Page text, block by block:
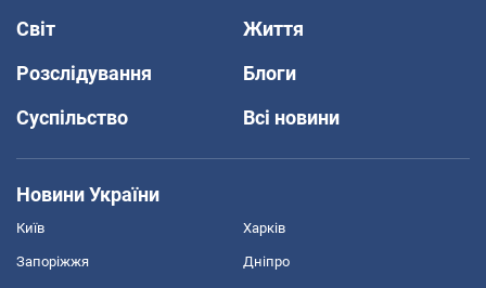
Світ
Життя
Розслідування
Блоги
Суспільство
Всі новини
Новини України
Київ Харків
Запоріжжя Дніпро